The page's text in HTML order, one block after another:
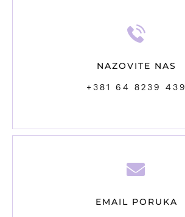
NAZOVITE NAS
+381 64 8239 439
EMAIL PORUKA